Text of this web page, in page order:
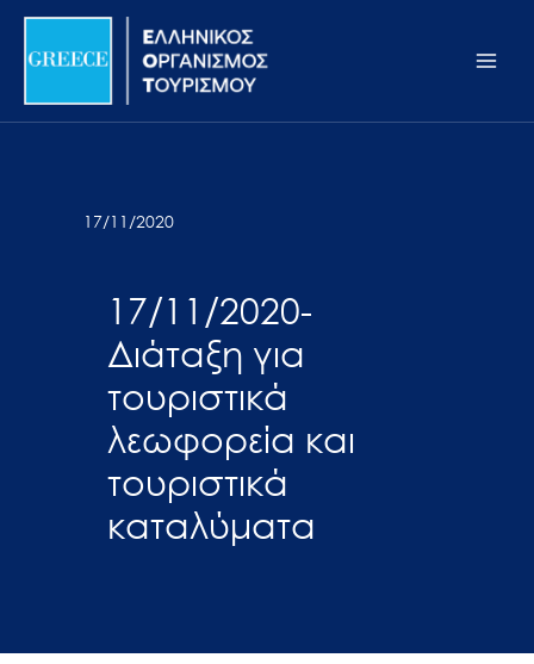
Σημείωση:
ιστότοπος
προσβασιμότητας.
Μετάβαση
περιεχόμενο
17/11/2020
17/11/2020-
Διάταξη για
τουριστικά
λεωφορεία και
τουριστικά
καταλύματα